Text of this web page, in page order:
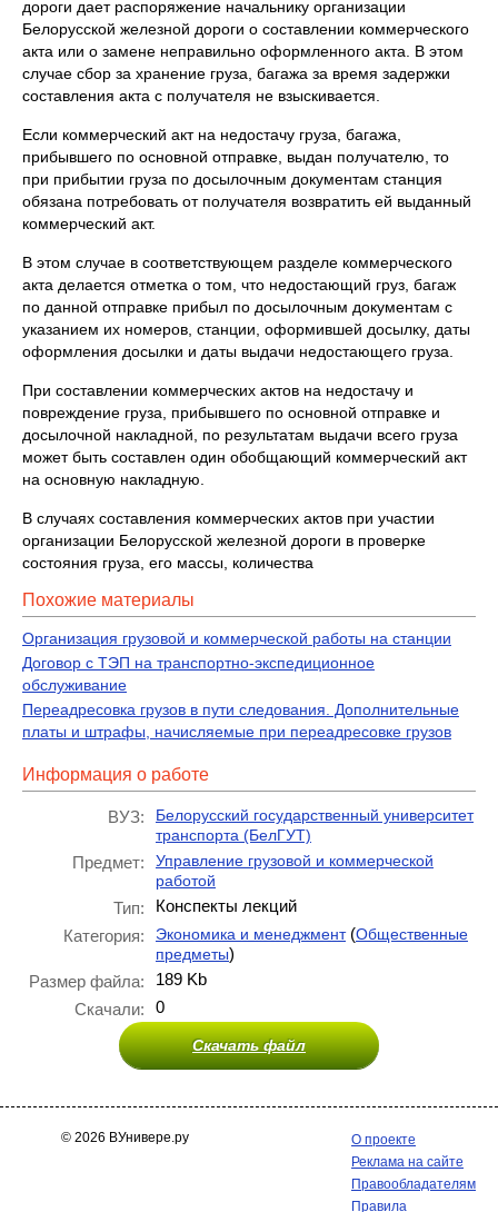
дороги дает распоряжение начальнику организации
Белорусской железной дороги о составлении коммерческого
акта или о замене неправильно оформленного акта. В этом
случае сбор за хранение груза, багажа за время задержки
составления акта с получателя не взыскивается.
Если коммерческий акт на недостачу груза, багажа,
прибывшего по основной отправке, выдан получателю, то
при прибытии груза по досылочным документам станция
обязана потребовать от получателя возвратить ей выданный
коммерческий акт.
В этом случае в соответствующем разделе коммерческого
акта делается отметка о том, что недостающий груз, багаж
по данной отправке прибыл по досылочным документам с
указанием их номеров, станции, оформившей досылку, даты
оформления досылки и даты выдачи недостающего груза.
При составлении коммерческих актов на недостачу и
повреждение груза, прибывшего по основной отправке и
досылочной накладной, по результатам выдачи всего груза
может быть составлен один обобщающий коммерческий акт
на основную накладную.
В случаях составления коммерческих актов при участии
организации Белорусской железной дороги в проверке
состояния груза, его массы, количества
Похожие материалы
Организация грузовой и коммерческой работы на станции
Договор с ТЭП на транспортно-экспедиционное
обслуживание
Переадресовка грузов в пути следования. Дополнительные
платы и штрафы, начисляемые при переадресовке грузов
Информация о работе
ВУЗ:
Белорусский государственный университет
транспорта (БелГУТ)
Предмет:
Управление грузовой и коммерческой
работой
Тип:
Конспекты лекций
Категория:
Экономика и менеджмент(Общественные
предметы)
Размер файла:
189 Kb
Скачали:
0
Скачать файл
© 2026 ВУнивере.ру
О проекте
Реклама на сайте
Правообладателям
Правила